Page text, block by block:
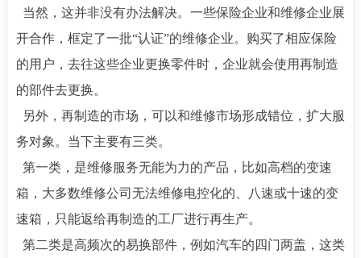
当然，这并非没有办法解决。一些保险企业和维修企业展
开合作，框定了一批“认证”的维修企业。购买了相应保险
的用户，去往这些企业更换零件时，企业就会使用再制造
的部件去更换。
另外，再制造的市场，可以和维修市场形成错位，扩大服
务对象。当下主要有三类。
第一类，是维修服务无能为力的产品，比如高档的变速
箱，大多数维修公司无法维修电控化的、八速或十速的变
速箱，只能返给再制造的工厂进行再生产。
第二类是高频次的易换部件，例如汽车的四门两盖，这类